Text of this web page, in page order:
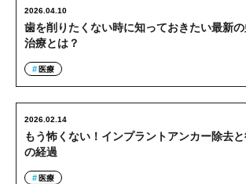
歯を削りたくない時に知っておきたい最新
治療とは？
2026.04.10
医療
もう怖くない！インプラントアンカー除去
の経過
2026.02.14
医療